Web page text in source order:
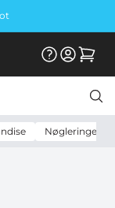
Nøgleringe